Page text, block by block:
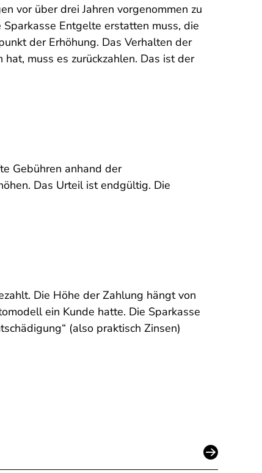
vor über drei Jahren vorgenommen zu
Entgelte erstatten muss, die
der Erhöhung. Das Verhalten der
muss es zurückzahlen. Das ist der
Gebühren anhand der
Das Urteil ist endgültig. Die
Die Höhe der Zahlung hängt von
ein Kunde hatte. Die Sparkasse
(also praktisch Zinsen)